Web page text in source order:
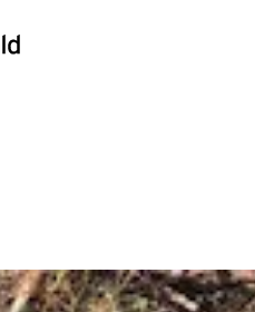
aflevering af haveaffald i